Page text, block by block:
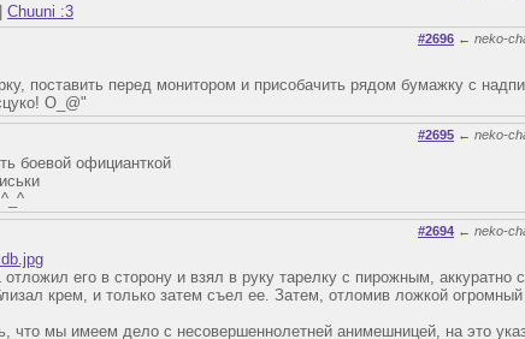
Chuuni :3
#2696 ← neko-
поставить перед монитором и присобачить рядом бумажку с
O_@"
#2695 ← neko-
боевой официанткой
#2694 ← neko-
его в сторону и взял в руку тарелку с пирожным, аккуратно
крем, и только затем съел ее. Затем, отломив ложкой огромный
что мы имеем дело с несовершеннолетней анимешницей, на это